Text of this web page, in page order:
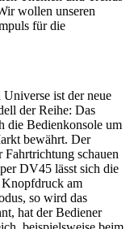
wollen unseren
für die
ist der neue
der Reihe: Das
die Bedienkonsole um
bewährt. Der
schauen
DV45 lässt sich die
Knopfdruck am
so wird das
hat der Bediener